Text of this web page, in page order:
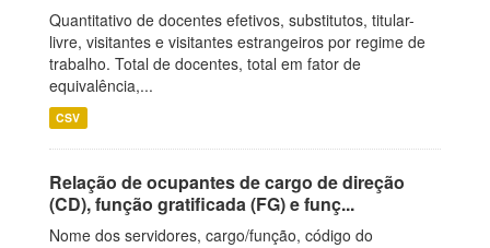
Quantitativo de docentes efetivos, substitutos, titular-
livre, visitantes e visitantes estrangeiros por regime de
trabalho. Total de docentes, total em fator de
equivalência,...
CSV
Relação de ocupantes de cargo de direção
(CD), função gratificada (FG) e funç...
Nome dos servidores, cargo/função, código do